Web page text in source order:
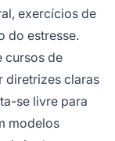
exercícios de
do estresse.
cursos de
diretrizes claras
se livre para
modelos